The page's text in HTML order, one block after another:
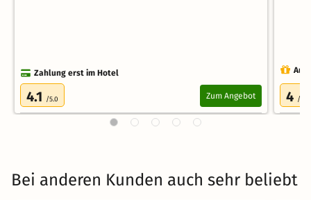
Zahlung erst im Hotel
4.1 /5.0 Zum Angebot 4 /5.0
Bei anderen Kunden auch sehr beliebt